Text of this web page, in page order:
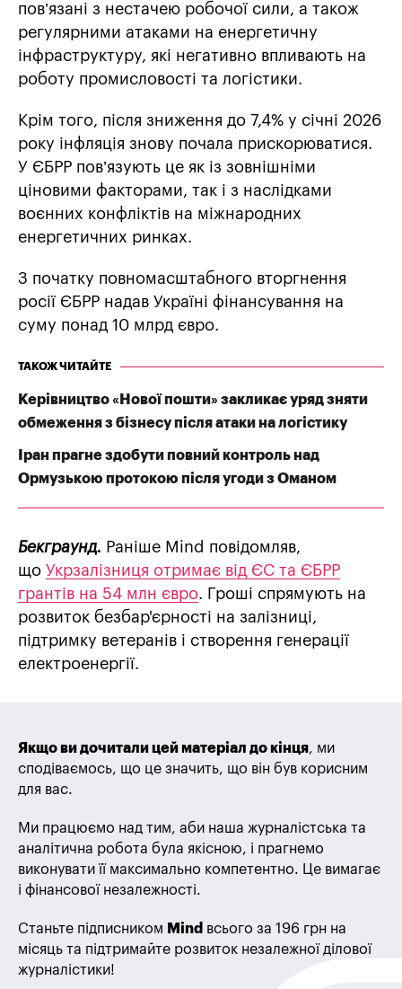
пов’язані з нестачею робочої сили, а також
регулярними атаками на енергетичну
інфраструктуру, які негативно впливають на
роботу промисловості та логістики.
Крім того, після зниження до 7,4% у січні 2026
року інфляція знову почала прискорюватися.
У ЄБРР пов’язують це як із зовнішніми
ціновими факторами, так і з наслідками
воєнних конфліктів на міжнародних
енергетичних ринках.
З початку повномасштабного вторгнення
росії ЄБРР надав Україні фінансування на
суму понад 10 млрд євро.
ТАКОЖ ЧИТАЙТЕ
Керівництво «Нової пошти» закликає уряд зняти
обмеження з бізнесу після атаки на логістику
Іран прагне здобути повний контроль над
Ормузькою протокою після угоди з Оманом
Бекграунд. Раніше Mind повідомляв,
що Укрзалізниця отримає від ЄС та ЄБРР
грантів на 54 млн євро. Гроші спрямують на
розвиток безбар'єрності на залізниці,
підтримку ветеранів і створення генерації
електроенергії.
Якщо ви дочитали цей матеріал до кінця, ми
сподіваємось, що це значить, що він був корисним
для вас.
Ми працюємо над тим, аби наша журналістська та
аналітична робота була якісною, і прагнемо
виконувати її максимально компетентно. Це вимагає
і фінансової незалежності.
Станьте підписником Mind всього за 196 грн на
місяць та підтримайте розвиток незалежної ділової
журналістики!